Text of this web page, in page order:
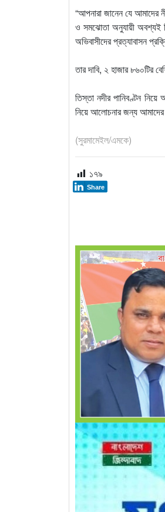
“আপনারা জানেন যে আমাদের
ও সমঝোতা অনুযায়ী অবশ্যই
অভিবাসীদের প্রত্যাবাসন
তার দাবি, ২ হাজার ৮৬০টির
তিস্তা নদীর পানিবণ্টন
নিয়ে আলোচনার জন্য আমাদের
(সুরমামেইল/এমকে)
১৭৯
Share